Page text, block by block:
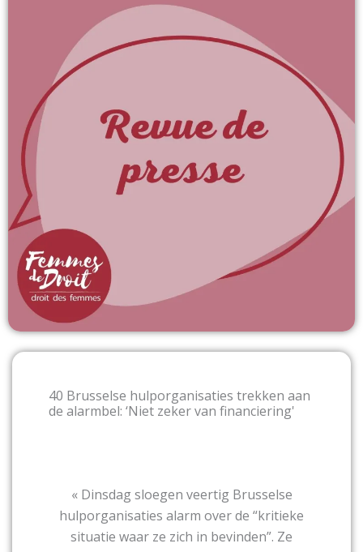
40 Brusselse hulporganisaties trekken aan
de alarmbel: ‘Niet zeker van financiering'
« Dinsdag sloegen veertig Brusselse
hulporganisaties alarm over de “kritieke
situatie waar ze zich in bevinden”. Ze